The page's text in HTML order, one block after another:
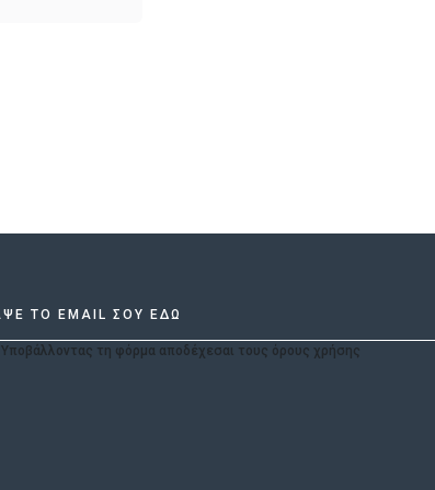
Υποβάλλοντας τη φόρμα αποδέχεσαι τους όρους χρήσης